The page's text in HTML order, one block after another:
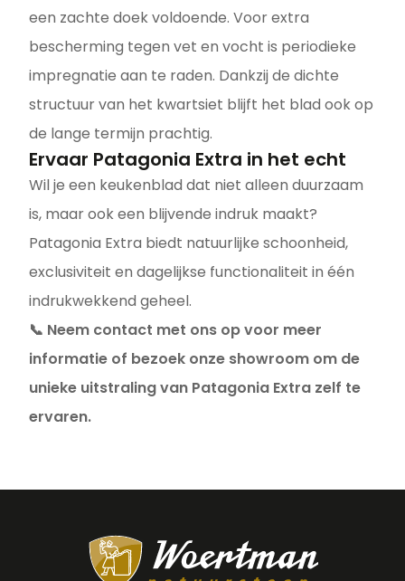
een zachte doek voldoende. Voor extra
bescherming tegen vet en vocht is periodieke
impregnatie aan te raden. Dankzij de dichte
structuur van het kwartsiet blijft het blad ook op
de lange termijn prachtig.
Ervaar Patagonia Extra in het echt
Wil je een keukenblad dat niet alleen duurzaam
is, maar ook een blijvende indruk maakt?
Patagonia Extra biedt natuurlijke schoonheid,
exclusiviteit en dagelijkse functionaliteit in één
indrukwekkend geheel.
📞 Neem contact met ons op voor meer
informatie of bezoek onze showroom om de
unieke uitstraling van Patagonia Extra zelf te
ervaren.